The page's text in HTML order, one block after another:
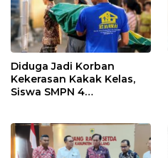
Diduga Jadi Korban
Kekerasan Kakak Kelas,
Siswa SMPN 4